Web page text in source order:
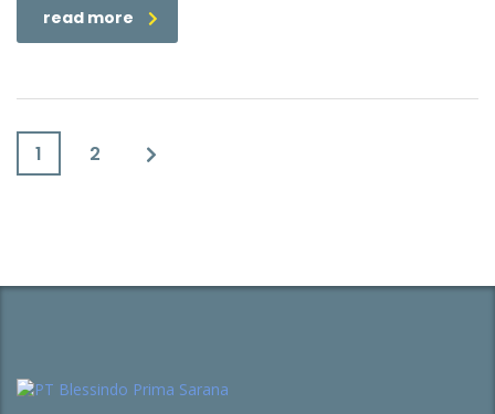
read more
1 2